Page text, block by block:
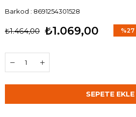
Barkod : 8691254301528
₺1.464,00 ₺1.069,00 %27